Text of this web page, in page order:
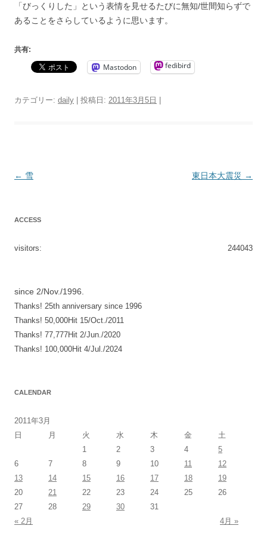
「びっくりした」という表情を見せるたびに無知/世間知らずで
あることをさらしているように思います。
共有:
Mastodon fedibird
カテゴリー: daily | 投稿日: 2011年3月5日 |
投
ョ
ン
← 雪 東日本大震災 →
ACCESS
244043
visitors:
since 2/Nov./1996.
Thanks! 25th anniversary since 1996
Thanks! 50,000Hit 15/Oct./2011
Thanks! 77,777Hit 2/Jun./2020
Thanks! 100,000Hit 4/Jul./2024
CALENDAR
2011年3月
日
月 火 水 木 金
土
1
2 3 4
5
6
7 8 9 10 11
12
13
14 15 16 17 18
19
20
21 22 23 24 25
26
27
28 29 30
31
« 2月
4月 »